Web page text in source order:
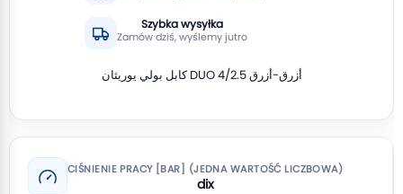
Szybka wysyłka
Zamów dziś, wyślemy jutro
كابل بولي يوريثان DUO 4/2.5 أزرق-أزرق
CIŚNIENIE PRACY [BAR] (JEDNA WARTOŚĆ LICZBOWA)
dix